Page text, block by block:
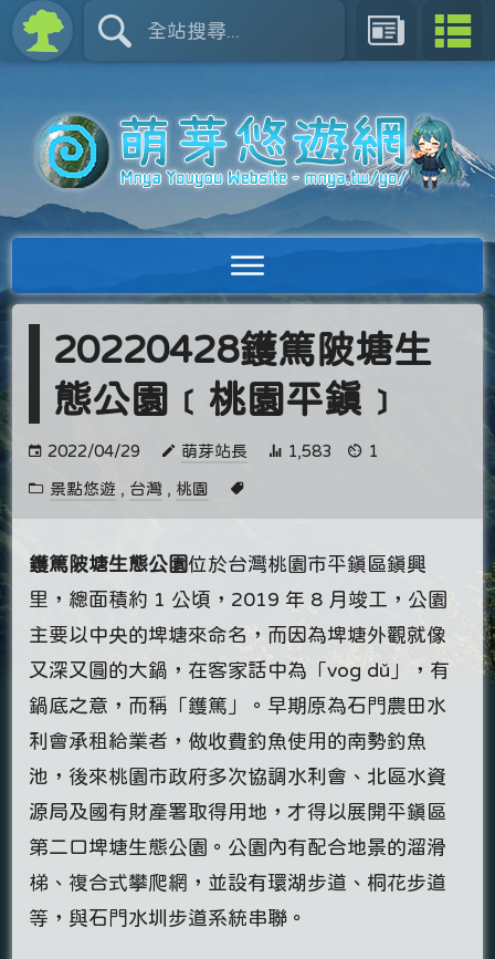
20220428鑊篤陂塘生
態公園﹝桃園平鎮﹞
2022/04/29 萌芽站長 1,583 1
景點悠遊 , 台灣 , 桃園
鑊篤陂塘生態公園位於台灣桃園市平鎮區鎮興
里，總面積約 1 公頃，2019 年 8 月竣工，公園
主要以中央的埤塘來命名，而因為埤塘外觀就像
又深又圓的大鍋，在客家話中為「vog dǔ」，有
鍋底之意，而稱「鑊篤」。早期原為石門農田水
利會承租給業者，做收費釣魚使用的南勢釣魚
池，後來桃園市政府多次協調水利會、北區水資
源局及國有財產署取得用地，才得以展開平鎮區
第二口埤塘生態公園。公園內有配合地景的溜滑
梯、複合式攀爬網，並設有環湖步道、桐花步道
等，與石門水圳步道系統串聯。